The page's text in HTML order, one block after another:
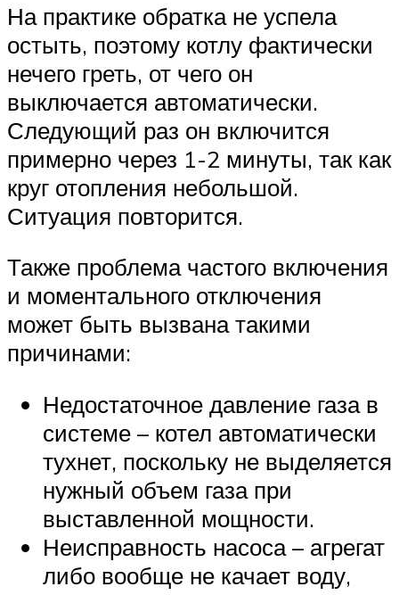
На практике обратка не успела
остыть, поэтому котлу фактически
нечего греть, от чего он
выключается автоматически.
Следующий раз он включится
примерно через 1-2 минуты, так как
круг отопления небольшой.
Ситуация повторится.
Также проблема частого включения
и моментального отключения
может быть вызвана такими
причинами:
Недостаточное давление газа в
системе – котел автоматически
тухнет, поскольку не выделяется
нужный объем газа при
выставленной мощности.
Неисправность насоса – агрегат
либо вообще не качает воду,